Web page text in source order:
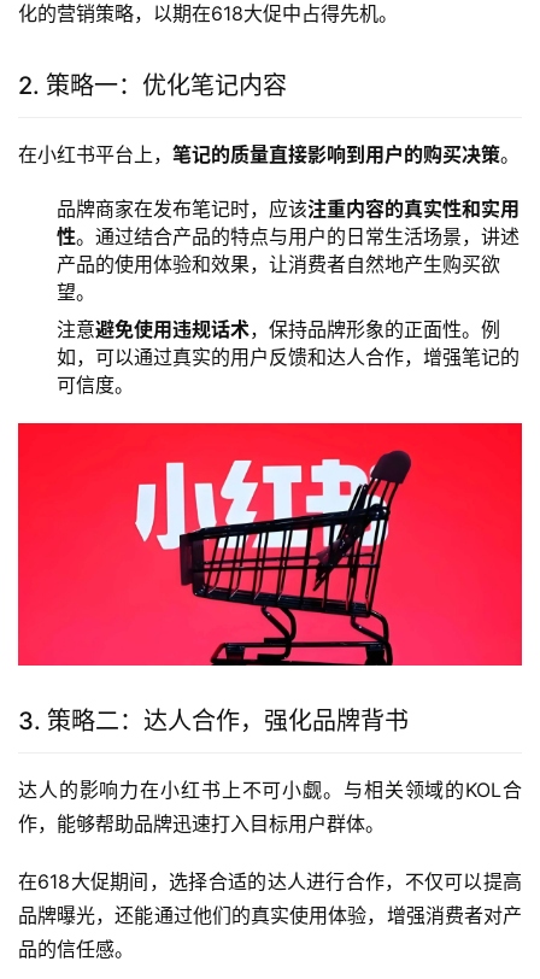
化的营销策略，以期在618大促中占得先机。
2. 策略一：优化笔记内容
在小红书平台上， 笔记的质量直接影响到用户的购买决策。
品牌商家在发布笔记时，应该注重内容的真实性和实用
性。通过结合产品的特点与用户的日常生活场景，讲述
产品的使用体验和效果，让消费者自然地产生购买欲
望。
注意避免使用违规话术，保持品牌形象的正面性。例
如，可以通过真实的用户反馈和达人合作，增强笔记的
可信度。
3. 策略二：达人合作，强化品牌背书
达人的影响力在小红书上不可小觑。与相关领域的KOL合
作，能够帮助品牌迅速打入目标用户群体。
在618大促期间，选择合适的达人进行合作，不仅可以提高
品牌曝光，还能通过他们的真实使用体验，增强消费者对产
品的信任感。